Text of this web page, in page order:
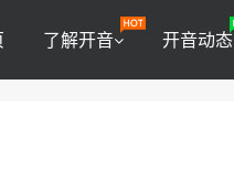
了解开音 开音动态